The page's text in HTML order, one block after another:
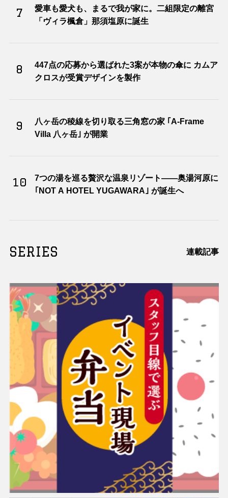
7
愛車も愛犬も、まるで我が家に。二組限定の離宮
「ヴィラ楓倉」那須塩原に誕生
8
447点の応募から選ばれた3案が本物の傘に カムア
クロスが受賞デザインを製作
9
八ヶ岳の稜線を切り取る三角窓の家 ｢A-Frame
Villa 八ヶ岳｣ が開業
10
7つの湯を巡る贅沢な温泉リゾート――奥湯河原に
｢NOT A HOTEL YUGAWARA｣ が誕生へ
SERIES 連載記事